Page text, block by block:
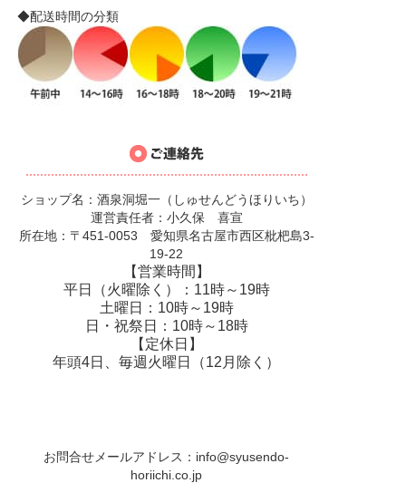
◆配送時間の分類
ショップ名：酒泉洞堀一（しゅせんどうほりいち）
運営責任者：小久保 喜宣
所在地：〒451-0053 愛知県名古屋市西区枇杷島3-
19-22
【営業時間】
平日（火曜除く）：11時～19時
土曜日：10時～19時
日・祝祭日：10時～18時
【定休日】
年頭4日、毎週火曜日（12月除く）
お問合せメールアドレス： info@syusendo-
horiichi.co.jp